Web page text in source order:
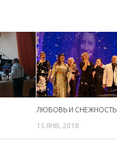
ЛЮБОВЬ И СНЕЖНОСТЬ
15 ЯНВ, 2018